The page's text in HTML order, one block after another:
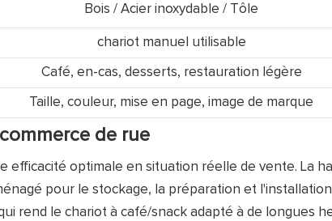
Bois / Acier inoxydable / Tôle
chariot manuel utilisable
Café, en-cas, desserts, restauration légère
Taille, couleur, mise en page, image de marque
de rue
efficacité optimale en situation réelle de vente. La
pour le stockage, la préparation et
rend le chariot à café/snack adapté à de longues